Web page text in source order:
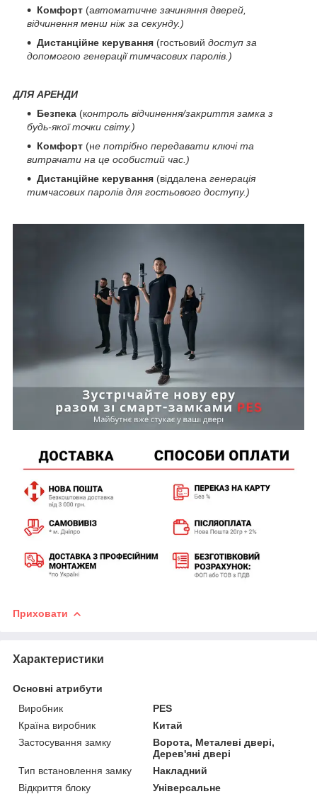
Комфорт (автоматичне зачиняння дверей,
відчинення менш ніж за секунду.)
Дистанційне керування (гостьовий доступ за
допомогою генерації тимчасових паролів.)
ДЛЯ АРЕНДИ
Безпека (контроль відчинення/закриття замка з
будь-якої точки світу.)
Комфорт (не потрібно передавати ключі та
витрачати на це особистий час.)
Дистанційне керування (віддалена генерація
тимчасових паролів для гостьового доступу.)
Приховати
Характеристики
Основні атрибути
Виробник
PES
Країна виробник
Китай
Застосування замку
Ворота, Металеві двері,
Дерев'яні двері
Тип встановлення замку
Накладний
Відкриття блоку
Універсальне